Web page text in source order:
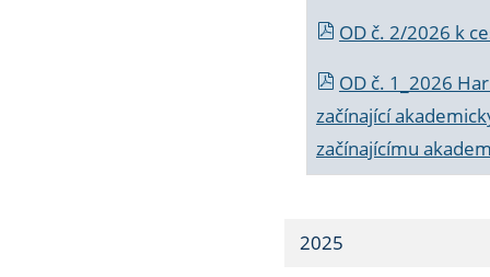
OD č. 2/2026 k
OD č. 1_2026
začínající
začínajícímu
2025